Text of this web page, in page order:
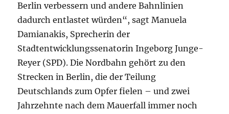
Berlin verbessern und andere Bahnlinien
dadurch entlastet würden“, sagt Manuela
Damianakis, Sprecherin der
Stadtentwicklungssenatorin Ingeborg Junge-
Reyer (SPD). Die Nordbahn gehört zu den
Strecken in Berlin, die der Teilung
Deutschlands zum Opfer fielen – und zwei
Jahrzehnte nach dem Mauerfall immer noch